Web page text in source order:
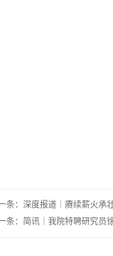
条：深度报道｜赓续薪火承
一条：简讯｜我院特聘研究